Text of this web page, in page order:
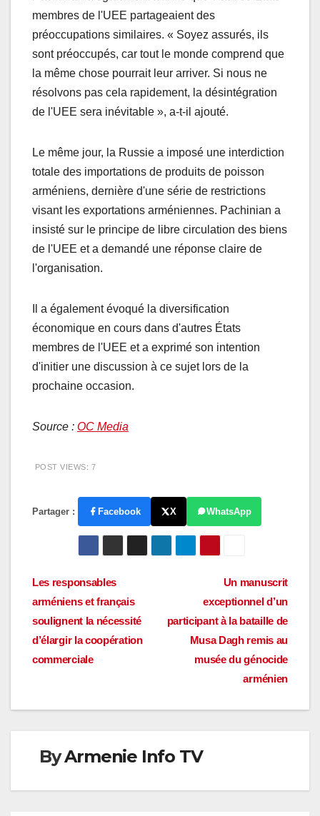
membres de l'UEE partageaient des
préoccupations similaires. « Soyez assurés, ils
sont préoccupés, car tout le monde comprend que
la même chose pourrait leur arriver. Si nous ne
résolvons pas cela rapidement, la désintégration
de l'UEE sera inévitable », a-t-il ajouté.
Le même jour, la Russie a imposé une interdiction
totale des importations de produits de poisson
arméniens, dernière d'une série de restrictions
visant les exportations arméniennes. Pachinian a
insisté sur le principe de libre circulation des biens
de l'UEE et a demandé une réponse claire de
l'organisation.
Il a également évoqué la diversification
économique en cours dans d'autres États
membres de l'UEE et a exprimé son intention
d'initier une discussion à ce sujet lors de la
prochaine occasion.
Source : OC Media
POST VIEWS: 7
Partager : Facebook X WhatsApp
Navigation
de
l’article
Un manuscrit
exceptionnel d’un
participant à la bataille de
Musa Dagh remis au
musée du génocide
arménien
Les responsables
arméniens et français
soulignent la nécessité
d’élargir la coopération
commerciale
ByArmenie Info TV